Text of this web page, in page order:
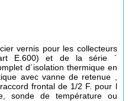
vernis pour les collecteurs
E.600) et de la série ´
d´isolation thermique en
avec vanne de retenue ,
frontal de 1/2 F. pour l
sonde de température ou